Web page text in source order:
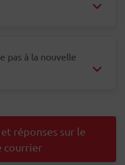
pas à la nouvelle
réponses sur le
courrier